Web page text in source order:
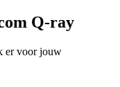
Q-ray
er voor jouw